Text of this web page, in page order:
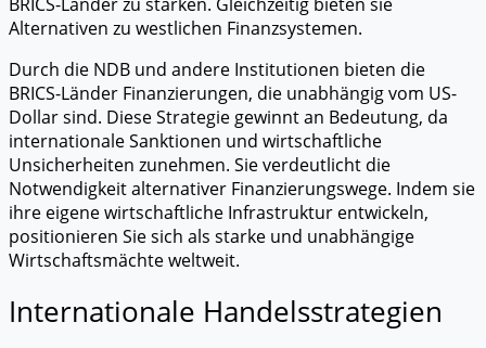
Alternativen zu westlichen Finanzsystemen.
Durch die NDB und andere Institutionen bieten die
BRICS-Länder Finanzierungen, die unabhängig vom US-
Dollar sind. Diese Strategie gewinnt an Bedeutung, da
internationale Sanktionen und wirtschaftliche
Unsicherheiten zunehmen. Sie verdeutlicht die
Notwendigkeit alternativer Finanzierungswege. Indem sie
ihre eigene wirtschaftliche Infrastruktur entwickeln,
positionieren Sie sich als starke und unabhängige
Wirtschaftsmächte weltweit.
Internationale Handelsstrategien